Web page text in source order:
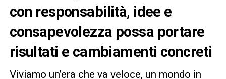
con responsabilità, idee e
consapevolezza possa portare
risultati e cambiamenti concreti
Viviamo un’era che va veloce, un mondo in